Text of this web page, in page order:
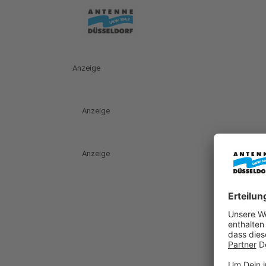
Anzeige
Anzeige
Anzeige